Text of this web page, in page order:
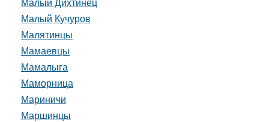
Малый Дихтинец
Малый Кучуров
Малятинцы
Мамаевцы
Мамалыга
Маморница
Мариничи
Маршинцы